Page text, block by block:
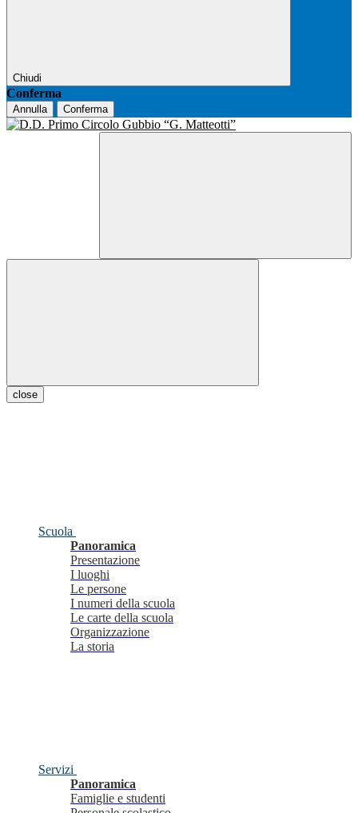
Chiudi
Conferma
Annulla Conferma
close
Scuola
Panoramica
Presentazione
I luoghi
Le persone
I numeri della scuola
Le carte della scuola
Organizzazione
La storia
Servizi
Panoramica
Famiglie e studenti